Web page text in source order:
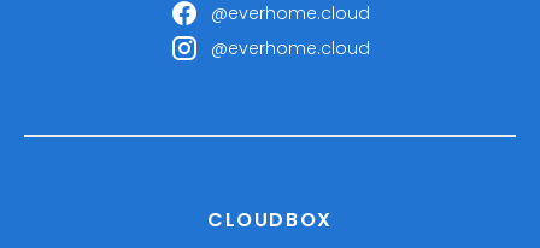
@everhome.cloud
@everhome.cloud
CLOUDBOX